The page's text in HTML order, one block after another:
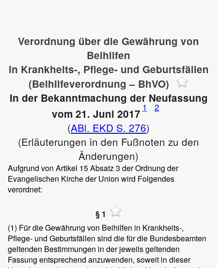
Verordnung über die Gewährung von
Beihilfen
in Krankheits-, Pflege- und Geburtsfällen
(Beihilfeverordnung – BhVO)
In der Bekanntmachung der Neufassung
vom 21. Juni 2017 1 2
(ABl. EKD S. 276)
(Erläuterungen in den Fußnoten zu den
Änderungen)
Aufgrund von Artikel 15 Absatz 3 der Ordnung der
Evangelischen Kirche der Union wird Folgendes
verordnet:
§ 1
(1) Für die Gewährung von Beihilfen in Krankheits-,
Pflege- und Geburtsfällen sind die für die Bundesbeamten
geltenden Bestimmungen in der jeweils geltenden
Fassung entsprechend anzuwenden, soweit in dieser